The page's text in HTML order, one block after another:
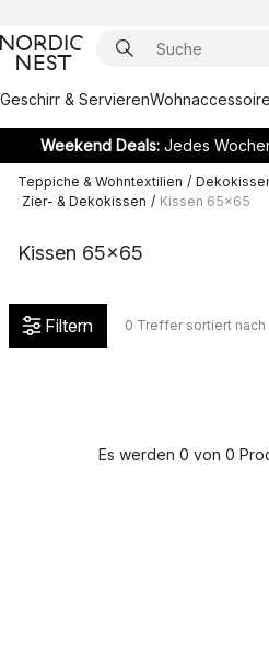
Geschirr & Servieren
Weekend Deals:Jedes
Teppiche & Wohntextilien /
Zier- & Dekokissen / Kissen 65x65
Kissen 65x65
Filtern 0 Treffer sortiert nach
Es werden 0 von 0